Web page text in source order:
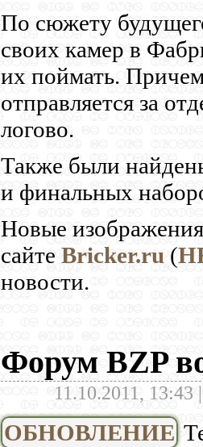
По сюжету
своих камер в
их поймать.
отправляется за
логово.
Также были
и финальных
Новые
сайте Bricker.ru (
новости.
Форум BZP
11.10.2011, 13:43
ОБНОВЛЕНИЕ